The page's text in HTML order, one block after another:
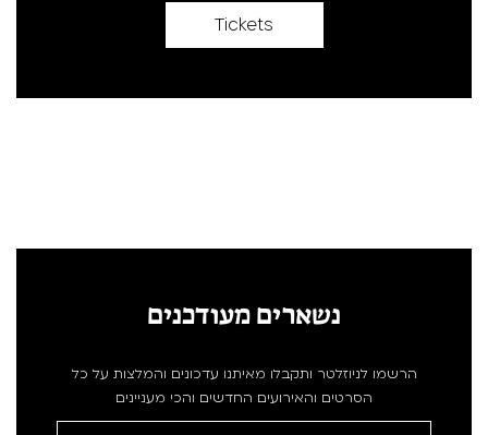
Tickets
נשארים מעודכנים
הרשמו לניוזלטר ותקבלו מאיתנו עדכונים והמלצות על כל
הסרטים והאירועים החדשים והכי מעניינים